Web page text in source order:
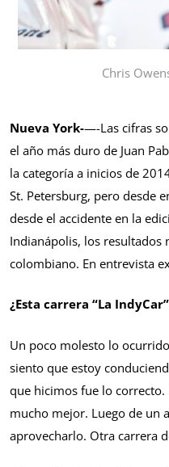
Chris
Nueva York-—-Las cifras
el año más duro de Juan
la categoría a inicios de
St. Petersburg, pero desde
desde el accidente en la
Indianápolis, los resultados
colombiano. En entrevista
¿Esta carrera “La
Un poco molesto lo
siento que estoy
que hicimos fue lo
mucho mejor. Luego de un
aprovecharlo. Otra carrera